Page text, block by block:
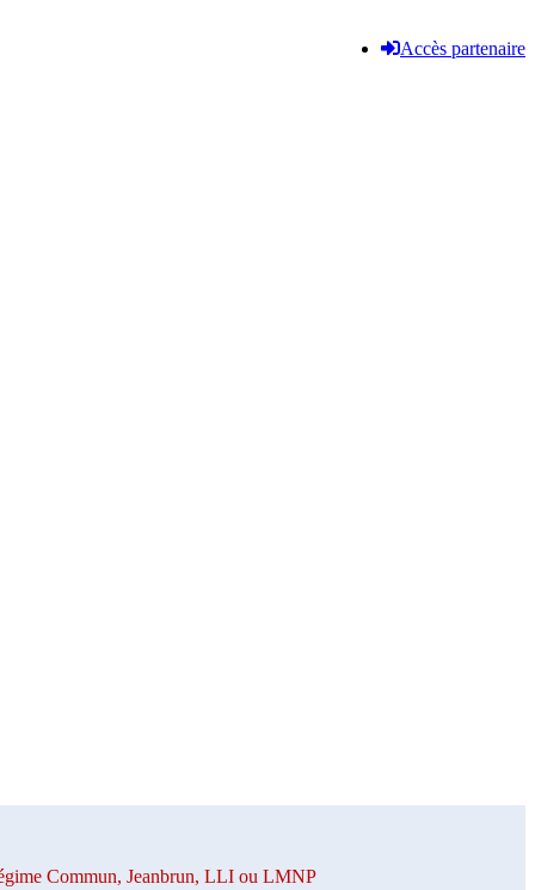
Accès partenaire
Commun, Jeanbrun, LLI ou LMNP